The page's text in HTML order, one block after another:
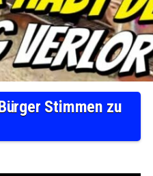
Stimmen zu
& FRIEDENSDEMO